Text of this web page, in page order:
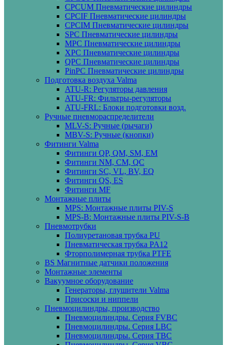
CPCUM Пневматические цилиндры
CPCIF Пневматические цилиндры
CPCIM Пневматические цилиндры
SPC Пневматические цилиндры
MPC Пневматические цилиндры
XPC Пневматические цилиндры
QPC Пневматические цилиндры
PinPC Пневматические цилиндры
Подготовка воздуха Valma
ATU-R: Регуляторы давления
ATU-FR: Фильтры-регуляторы
ATU-FRL: Блоки подготовки возд.
Ручные пневмораспределители
MLV-S: Ручные (рычаги)
MBV-S: Ручные (кнопки)
Фитинги Valma
Фитинги QP, QM, SM, EM
Фитинги NM, CM, QC
Фитинги SC, VL, BV, EQ
Фитинги QS, ES
Фитинги MF
Монтажные плиты
MPS: Монтажные плиты PIV-S
MPS-B: Монтажные плиты PIV-S-B
Пневмотрубки
Полиуретановая трубка PU
Пневматическая трубка PA12
Фторполимерная трубка PTFE
BS Магнитные датчики положения
Монтажные элементы
Вакуумное оборудование
Генераторы, глушители Valma
Присоски и ниппели
Пневмоцилиндры, производство
Пневмоцилиндры. Серия FVBC
Пневмоцилиндры. Серия LBC
Пневмоцилиндры. Серия TBC